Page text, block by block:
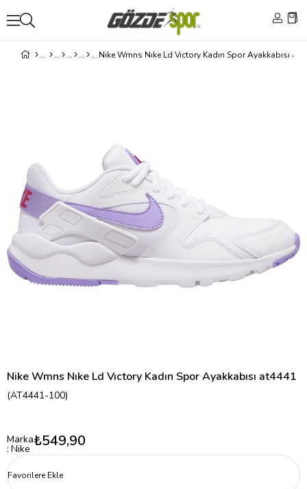
Nike Wmns Nıke Ld Vıctory Kadın Spor Ayakkabısı
Nike Wmns Nıke Ld Vıctory Kadın Spor Ayakkabısı at4441
(AT4441-100)
Marka
: Nike ₺549,90
Favorilere Ekle